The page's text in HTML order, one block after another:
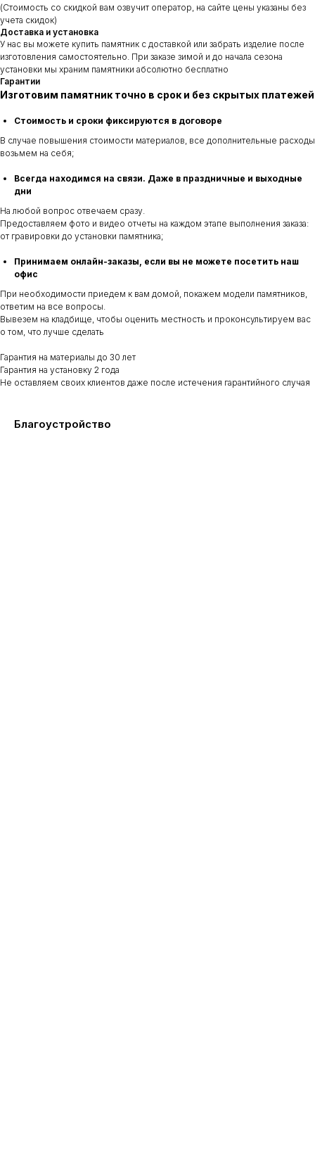
(Стоимость со скидкой вам озвучит оператор, на сайте цены указаны без
учета скидок)
Доставка и установка
У нас вы можете купить памятник с доставкой или забрать изделие после
изготовления самостоятельно. При заказе зимой и до начала сезона
установки мы храним памятники абсолютно бесплатно
Гарантии
Изготовим памятник точно в срок и без скрытых платежей
Стоимость и сроки фиксируются в договоре
В случае повышения стоимости материалов, все дополнительные расходы
возьмем на себя;
Всегда находимся на связи. Даже в праздничные и выходные
дни
На любой вопрос отвечаем сразу.
Предоставляем фото и видео отчеты на каждом этапе выполнения заказа:
от гравировки до установки памятника;
Принимаем онлайн-заказы, если вы не можете посетить наш
офис
При необходимости приедем к вам домой, покажем модели памятников,
ответим на все вопросы.
Вывезем на кладбище, чтобы оценить местность и проконсультируем вас
о том, что лучше сделать
Гарантия на материалы до 30 лет
Гарантия на установку 2 года
Не оставляем своих клиентов даже после истечения гарантийного случая
Благоустройство